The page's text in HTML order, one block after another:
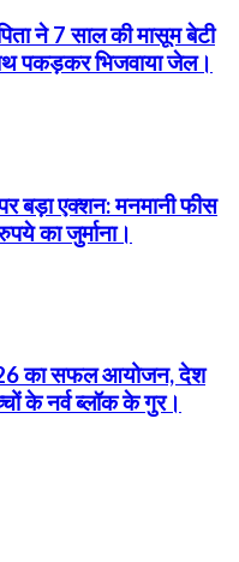
ने 7 साल की मासूम बेटी
पकड़कर भिजवाया जेल।
बड़ा एक्शन: मनमानी फीस
का जुर्माना।
का सफल आयोजन, देश
के नर्व ब्लॉक के गुर।